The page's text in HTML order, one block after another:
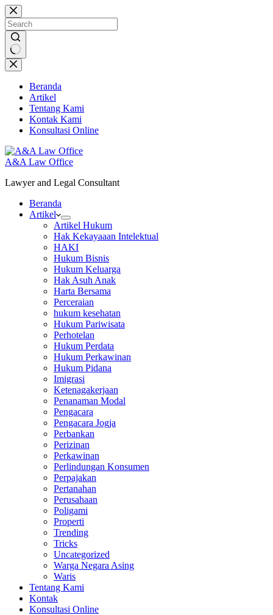
Skip
to
content
No
results
Beranda
Artikel
Tentang Kami
Kontak Kami
Konsultasi Online
A&A Law Office
Lawyer and Legal Consultant
Beranda
Artikel
Artikel Hukum
Hak Kekayaaan Intelektual
HAKI
Hukum Bisnis
Hukum Keluarga
Hak Asuh Anak
Harta Bersama
Perceraian
hukum kesehatan
Hukum Pariwisata
Perhotelan
Hukum Perdata
Hukum Perkawinan
Hukum Pidana
Imigrasi
Ketenagakerjaan
Penanaman Modal
Pengacara
Pengacara Jogja
Perbankan
Perizinan
Perkawinan
Perlindungan Konsumen
Perpajakan
Pertanahan
Perusahaan
Poligami
Properti
Trending
Tricks
Uncategorized
Warga Negara Asing
Waris
Tentang Kami
Kontak
Konsultasi Online